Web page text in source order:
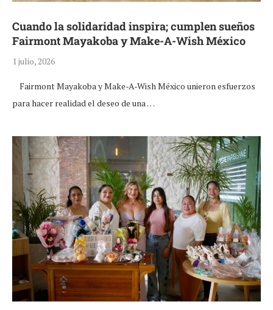
Cuando la solidaridad inspira; cumplen sueños
Fairmont Mayakoba y Make-A-Wish México
1 julio, 2026
Fairmont Mayakoba y Make-A-Wish México unieron esfuerzos
para hacer realidad el deseo de una …